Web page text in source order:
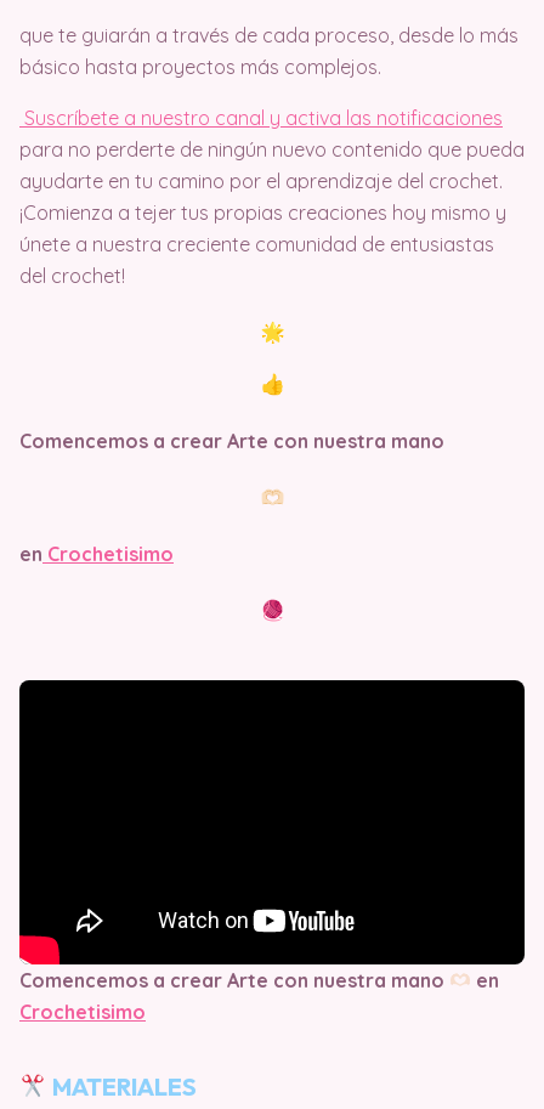
que te guiarán a través de cada proceso, desde lo más
básico hasta proyectos más complejos.
Suscríbete a nuestro canal y activa las notificaciones
para no perderte de ningún nuevo contenido que pueda
ayudarte en tu camino por el aprendizaje del crochet.
¡Comienza a tejer tus propias creaciones hoy mismo y
únete a nuestra creciente comunidad de entusiastas
del crochet!
Comencemos a crear Arte con nuestra mano
en Crochetisimo
Comencemos a crear Arte con nuestra mano
en
Crochetisimo
MATERIALES